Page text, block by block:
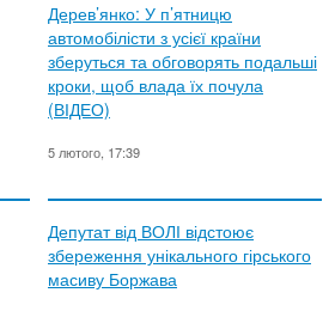
Дерев’янко: У п’ятницю
автомобілісти з усієї країни
зберуться та обговорять подальші
кроки, щоб влада їх почула
(ВІДЕО)
5 лютого, 17:39
Депутат від ВОЛІ відстоює
збереження унікального гірського
масиву Боржава